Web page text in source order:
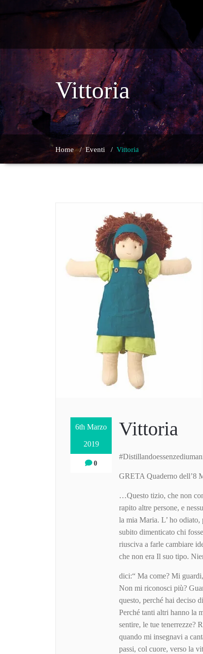
Vittoria
Home/Eventi / Vittoria
6th Marzo
2019
0
Vittoria
GRETA Quaderno dell’8
…Questo tizio, che non
rapito altre persone, e
la mia Maria. L’ ho odiato,
subito dimenticato chi
riusciva a farle cambiare
che non era Il suo tipo.
dici:“ Ma come? Mi
Non mi riconosci più?
questo, perché hai deciso
Perché tanti altri hanno la
sentire, le tue tenerrezze?
quando mi insegnavi a
passi, col cuore, verso la